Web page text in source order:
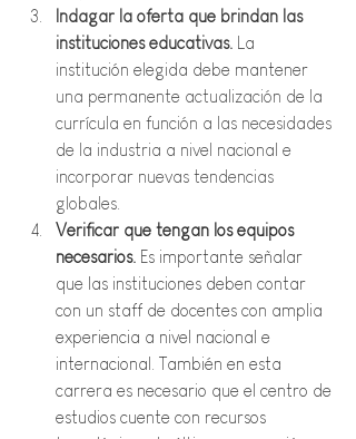
Indagar la oferta que brindan las
instituciones educativas.
La
institución elegida debe mantener
una permanente actualización de la
currícula en función a las necesidades
de la industria a nivel nacional e
incorporar nuevas tendencias
globales.
Verificar que tengan los equipos
necesarios. Es importante señalar
que las instituciones deben contar
con un staff de docentes con amplia
experiencia a nivel nacional e
internacional. También en esta
carrera es necesario que el centro de
estudios cuente con recursos